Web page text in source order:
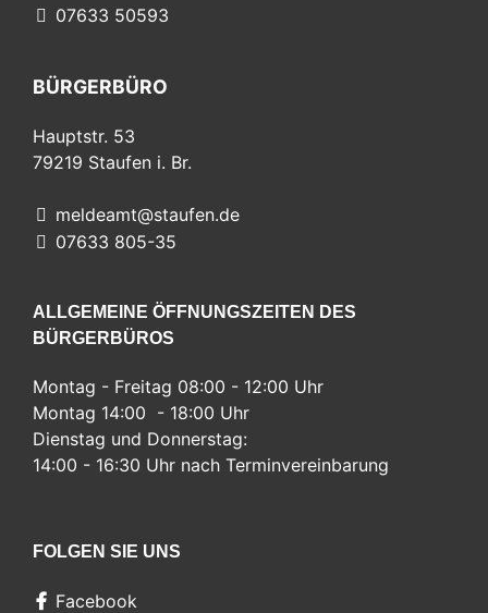
07633 50593
BÜRGERBÜRO
Hauptstr. 53
79219 Staufen i. Br.
meldeamt@staufen.de
07633 805-35
ALLGEMEINE ÖFFNUNGSZEITEN DES
BÜRGERBÜROS
Montag - Freitag 08:00 - 12:00 Uhr
Montag 14:00 - 18:00 Uhr
Dienstag und Donnerstag:
14:00 - 16:30 Uhr nach Terminvereinbarung
FOLGEN SIE UNS
Facebook